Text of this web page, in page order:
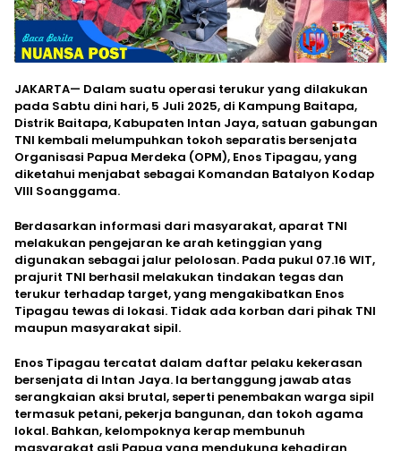
JAKARTA— Dalam suatu operasi terukur yang dilakukan
pada Sabtu dini hari, 5 Juli 2025, di Kampung Baitapa,
Distrik Baitapa, Kabupaten Intan Jaya, satuan gabungan
TNI kembali melumpuhkan tokoh separatis bersenjata
Organisasi Papua Merdeka (OPM), Enos Tipagau, yang
diketahui menjabat sebagai Komandan Batalyon Kodap
VIII Soanggama.
Berdasarkan informasi dari masyarakat, aparat TNI
melakukan pengejaran ke arah ketinggian yang
digunakan sebagai jalur pelolosan. Pada pukul 07.16 WIT,
prajurit TNI berhasil melakukan tindakan tegas dan
terukur terhadap target, yang mengakibatkan Enos
Tipagau tewas di lokasi. Tidak ada korban dari pihak TNI
maupun masyarakat sipil.
Enos Tipagau tercatat dalam daftar pelaku kekerasan
bersenjata di Intan Jaya. Ia bertanggung jawab atas
serangkaian aksi brutal, seperti penembakan warga sipil
termasuk petani, pekerja bangunan, dan tokoh agama
lokal. Bahkan, kelompoknya kerap membunuh